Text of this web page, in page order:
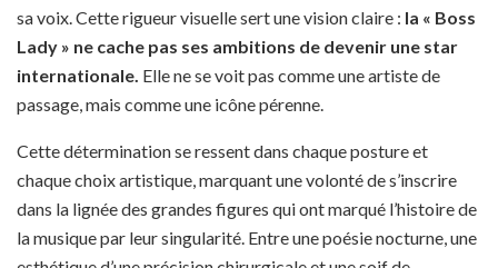
sa voix. Cette rigueur visuelle sert une vision claire : la « Boss
Lady » ne cache pas ses ambitions de devenir une star
internationale. Elle ne se voit pas comme une artiste de
passage, mais comme une icône pérenne.
Cette détermination se ressent dans chaque posture et
chaque choix artistique, marquant une volonté de s’inscrire
dans la lignée des grandes figures qui ont marqué l’histoire de
la musique par leur singularité. Entre une poésie nocturne, une